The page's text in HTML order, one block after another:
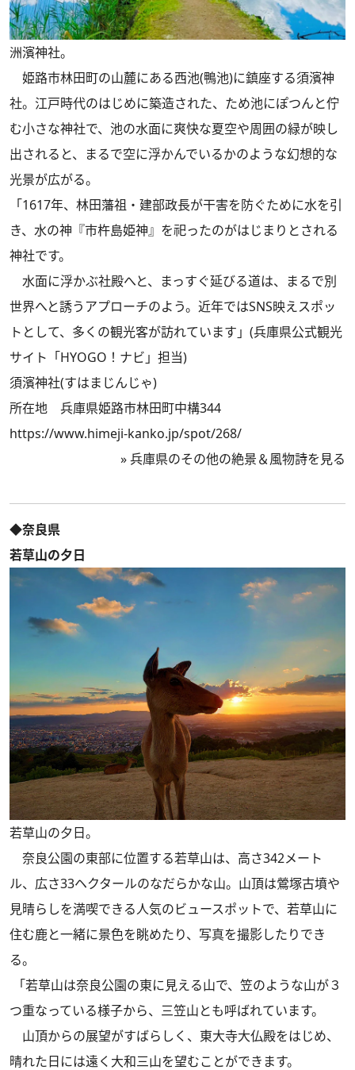
洲濱神社。
姫路市林田町の山麓にある西池(鴨池)に鎮座する須濱神
社。江戸時代のはじめに築造された、ため池にぽつんと佇
む小さな神社で、池の水面に爽快な夏空や周囲の緑が映し
出されると、まるで空に浮かんでいるかのような幻想的な
光景が広がる。
「1617年、林田藩祖・建部政長が干害を防ぐために水を引
き、水の神『市杵島姫神』を祀ったのがはじまりとされる
神社です。
水面に浮かぶ社殿へと、まっすぐ延びる道は、まるで別
世界へと誘うアプローチのよう。近年ではSNS映えスポッ
トとして、多くの観光客が訪れています」(兵庫県公式観光
サイト「HYOGO！ナビ」担当)
須濱神社(すはまじんじゃ)
所在地 兵庫県姫路市林田町中構344
https://www.himeji-kanko.jp/spot/268/
»兵庫県のその他の絶景＆風物詩を見る
◆奈良県
若草山の夕日
若草山の夕日。
奈良公園の東部に位置する若草山は、高さ342メート
ル、広さ33ヘクタールのなだらかな山。山頂は鶯塚古墳や
見晴らしを満喫できる人気のビュースポットで、若草山に
住む鹿と一緒に景色を眺めたり、写真を撮影したりでき
る。
「若草山は奈良公園の東に見える山で、笠のような山が３
つ重なっている様子から、三笠山とも呼ばれています。
山頂からの展望がすばらしく、東大寺大仏殿をはじめ、
晴れた日には遠く大和三山を望むことができます。